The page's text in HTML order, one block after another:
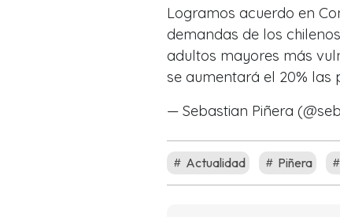
Logramos acuerdo en
demandas de los
adultos mayores más
se aumentará el 20% las
— Sebastian Piñera
Actualidad Piñera